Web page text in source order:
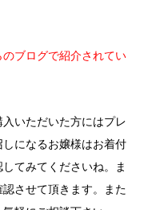
ブログで紹介されてい
いただいた方にはプレ
になるお嬢様はお着付
てみてくださいね。ま
させて頂きます。また